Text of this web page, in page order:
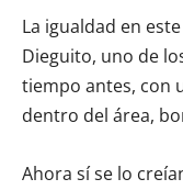
La igualdad en
Dieguito, uno de
tiempo antes, con
dentro del área,
Ahora sí se lo